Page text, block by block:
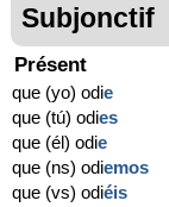
Subjonctif
Présent
que (yo) odie
que (tú) odies
que (él) odie
que (ns) odiemos
que (vs) odiéis